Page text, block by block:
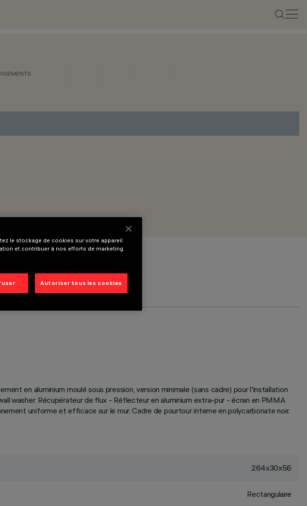
en aluminium moulé sous pression, version minimale (sans cadre) pour l'installation
washer. Récupérateur de flux - Réflecteur en aluminium extra-pur - écran en PMMA
uniforme et efficace sur le mur. Cadre de pourtour interne en polycarbonate noir.
264x30x56
Rectangulaire
le stockage de cookies sur votre appareil
et contribuer à nos efforts de marketing.
Autoriser tous les cookies